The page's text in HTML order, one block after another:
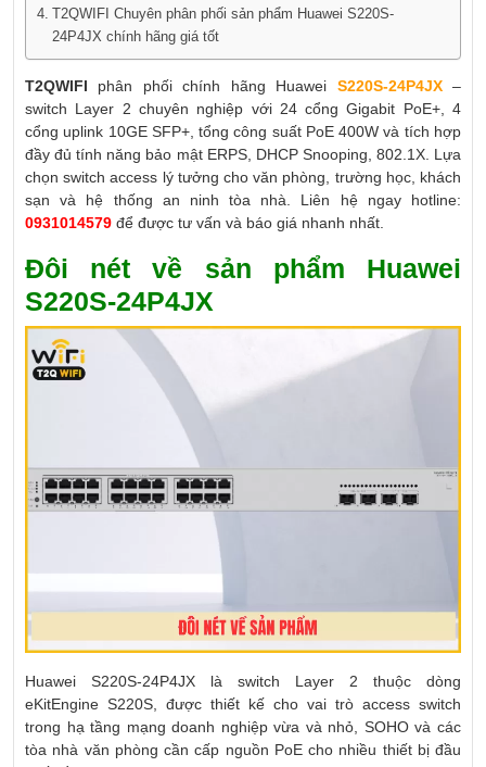
T2QWIFI Chuyên phân phối sản phẩm Huawei S220S-
24P4JX chính hãng giá tốt
T2QWIFI phân phối chính hãng Huawei S220S-24P4JX –
switch Layer 2 chuyên nghiệp với 24 cổng Gigabit PoE+, 4
cổng uplink 10GE SFP+, tổng công suất PoE 400W và tích hợp
đầy đủ tính năng bảo mật ERPS, DHCP Snooping, 802.1X. Lựa
chọn switch access lý tưởng cho văn phòng, trường học, khách
sạn và hệ thống an ninh tòa nhà. Liên hệ ngay hotline:
0931014579 để được tư vấn và báo giá nhanh nhất.
Đôi nét về sản phẩm Huawei
S220S-24P4JX
Huawei S220S-24P4JX là switch Layer 2 thuộc dòng
eKitEngine S220S, được thiết kế cho vai trò access switch
trong hạ tầng mạng doanh nghiệp vừa và nhỏ, SOHO và các
tòa nhà văn phòng cần cấp nguồn PoE cho nhiều thiết bị đầu